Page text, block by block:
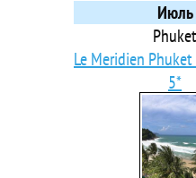
Июль
Phuket
Le Meridien
5*